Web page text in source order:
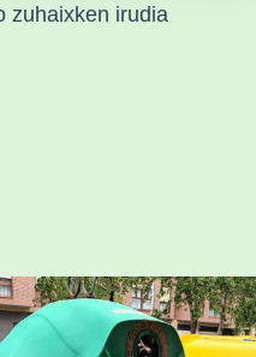
zuhaixken irudia